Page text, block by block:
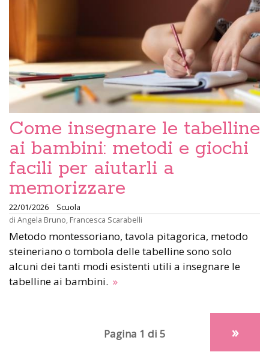
Come insegnare le tabelline
ai bambini: metodi e giochi
facili per aiutarli a
memorizzare
22/01/2026
Scuola
di Angela Bruno, Francesca Scarabelli
Metodo montessoriano, tavola pitagorica, metodo
steineriano o tombola delle tabelline sono solo
alcuni dei tanti modi esistenti utili a insegnare le
tabelline ai bambini. »
Pagina 1 di 5 »